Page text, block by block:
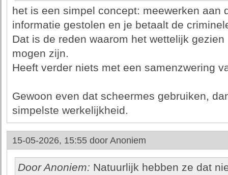
het is een simpel concept: meewerken aan
informatie gestolen en je betaalt de
Dat is de reden waarom het wettelijk
mogen zijn.
Heeft verder niets met een samenzwering
Gewoon even dat scheermes gebruiken,
simpelste werkelijkheid.
15-05-2026, 15:55 door Anoniem
Door Anoniem: Natuurlijk hebben ze dat